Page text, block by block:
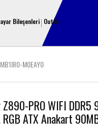
Bileşenleri Outlet
M0EAY0
PRO WIFI
ATX Anakart